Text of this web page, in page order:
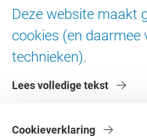
Deze website maakt
cookies (en daarmee
technieken).
Lees volledige tekst
Cookieverklaring
Over de VU
Contact en route
Faculteiten